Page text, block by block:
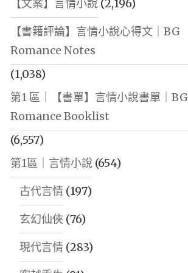
【文案】言情小說(2,196)
【書籍評論】言情小說心得文｜BG
Romance Notes
(1,038)
第1 區｜【書單】言情小說書單｜BG
Romance Booklist
(6,557)
第1區｜言情小說(654)
古代言情(197)
玄幻仙俠 (76)
現代言情(283)